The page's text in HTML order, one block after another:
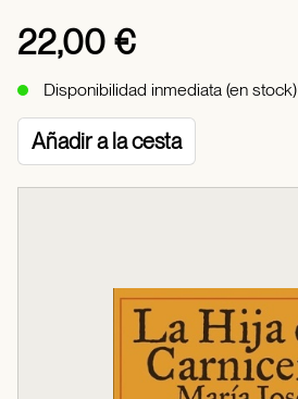
22,00 €
Disponibilidad inmediata (en stock)
Añadir a la cesta